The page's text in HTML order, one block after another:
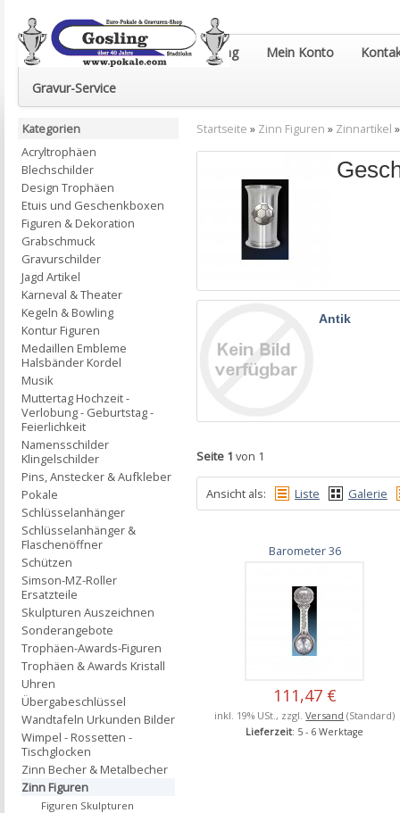
Euro-Pokale & Gravur-Shop Gosling Mein Konto
Gravur-Service
Startseite » Zinn Figuren » Zinnartikel
Antik
Seite 1 von 1
Ansicht als: Liste Galerie
Barometer 36
111,47 €
inkl. 19% USt., zzgl.Versand (Standard)
Lieferzeit: 5 - 6 Werktage
Kategorien
Acryltrophäen
Blechschilder
Design Trophäen
Etuis und Geschenkboxen
Figuren & Dekoration
Grabschmuck
Gravurschilder
Jagd Artikel
Karneval & Theater
Kegeln & Bowling
Kontur Figuren
Medaillen Embleme
Halsbänder Kordel
Musik
Muttertag Hochzeit -
Verlobung - Geburtstag -
Feierlichkeit
Namensschilder
Klingelschilder
Pins, Anstecker & Aufkleber
Pokale
Schlüsselanhänger
Schlüsselanhänger &
Flaschenöffner
Schützen
Simson-MZ-Roller
Ersatzteile
Skulpturen Auszeichnen
Sonderangebote
Trophäen-Awards-Figuren
Trophäen & Awards Kristall
Uhren
Übergabeschlüssel
Wandtafeln Urkunden Bilder
Wimpel - Rossetten -
Tischglocken
Zinn Becher & Metalbecher
Zinn Figuren
Figuren Skulpturen